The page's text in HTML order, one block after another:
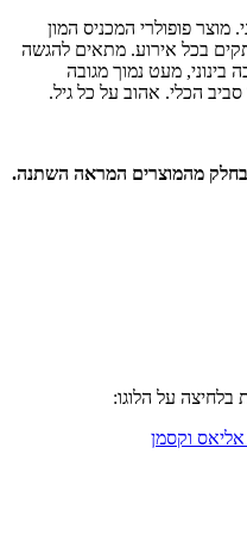
פופולרי המכניס המון
בכל אירוע. מתאים להגשה
בינוני, מעט נמוך מגובה
הכלי. אהוב על כל גיל.
בחלק מהמוצרים המראה השתנה.
בלחיצה על הלוגו: